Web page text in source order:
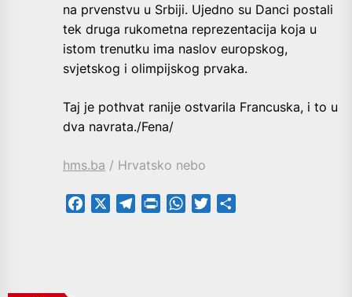
na prvenstvu u Srbiji. Ujedno su Danci postali
tek druga rukometna reprezentacija koja u
istom trenutku ima naslov europskog,
svjetskog i olimpijskog prvaka.
Taj je pothvat ranije ostvarila Francuska, i to u
dva navrata./Fena/
hms.ba / Hrvatsko nebo
Facebook TelegramPrintFriendly
WhatsApp
Twitter